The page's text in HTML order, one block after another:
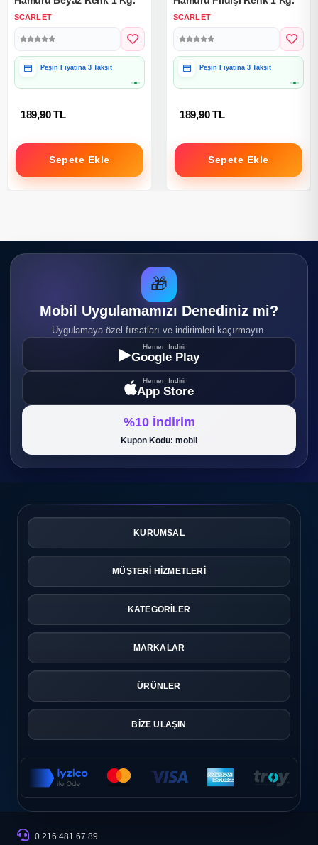
SCARLET
Hediye Paketine Uygun
189,90 TL
Sepete Ekle
SCARLET
Hediye Paketine Uygun
189,90 TL
Sepete Ekle
🎁
Mobil Uygulamamızı Denediniz mi?
Uygulamaya özel fırsatları ve indirimleri kaçırmayın.
▶ Hemen İndirin
Google Play
Hemen İndirin
App Store
%10 İndirim
Kupon Kodu: mobil
KURUMSAL
MÜŞTERİ HİZMETLERİ
KATEGORİLER
MARKALAR
ÜRÜNLER
BİZE ULAŞIN
0 216 481 67 89